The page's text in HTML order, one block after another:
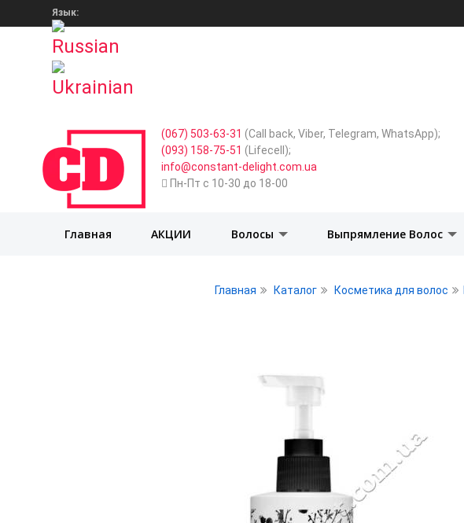
Язык:
(067) 503-63-31 (Call back, Viber, Telegram, WhatsApp);
(093) 158-75-51 (Lifecell);
info@constant-delight.com.ua
Пн-Пт с 10-30 до 18-00
Главная АКЦИИ Волосы Выпрямление Волос
Главная Каталог Косметика для волос